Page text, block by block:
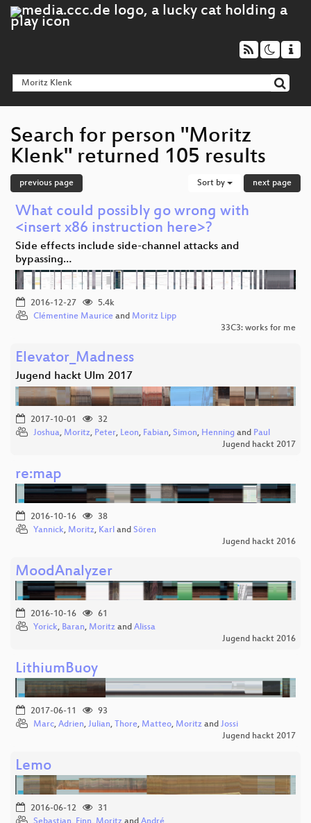
Search for person "Moritz
Klenk" returned 105 results
previous page Sort by next page
What could possibly go wrong with
<insert x86 instruction here>?
Side effects include side-channel attacks and
bypassing…
2016-12-27
5.4k
Clémentine Maurice and Moritz Lipp
33C3: works for me
Elevator_Madness
Jugend hackt Ulm 2017
2017-10-01
32
Joshua, Moritz, Peter, Leon, Fabian, Simon, Henning and Paul
Jugend hackt 2017
re:map
2016-10-16
38
Yannick, Moritz, Karl and Sören
Jugend hackt 2016
MoodAnalyzer
2016-10-16
61
Yorick, Baran, Moritz and Alissa
Jugend hackt 2016
LithiumBuoy
2017-06-11
93
Marc, Adrien, Julian, Thore, Matteo, Moritz and Jossi
Jugend hackt 2017
Lemo
2016-06-12
31